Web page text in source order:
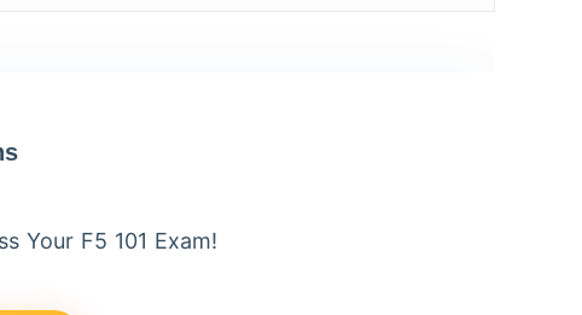
Your F5 101 Exam!